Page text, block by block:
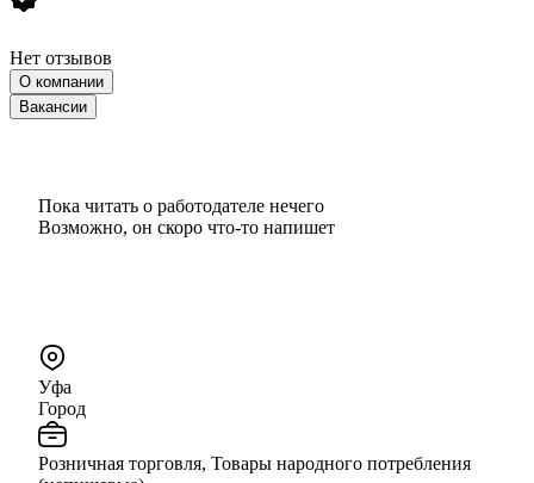
Нет отзывов
О компании
Вакансии
Пока читать о работодателе нечего
Возможно, он скоро что‑то напишет
Уфа
Город
Розничная торговля, Товары народного потребления